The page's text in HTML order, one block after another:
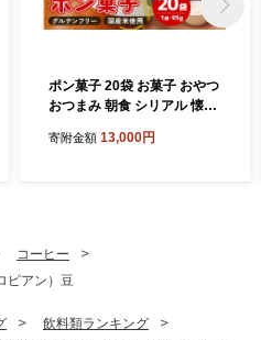
ポン菓子 20袋 お菓子 おやつ
おつまみ 朝食 シリアル 懐か
011
寄附金額 13,000円
コーヒー
ピアン）豆
飲料類ランキング